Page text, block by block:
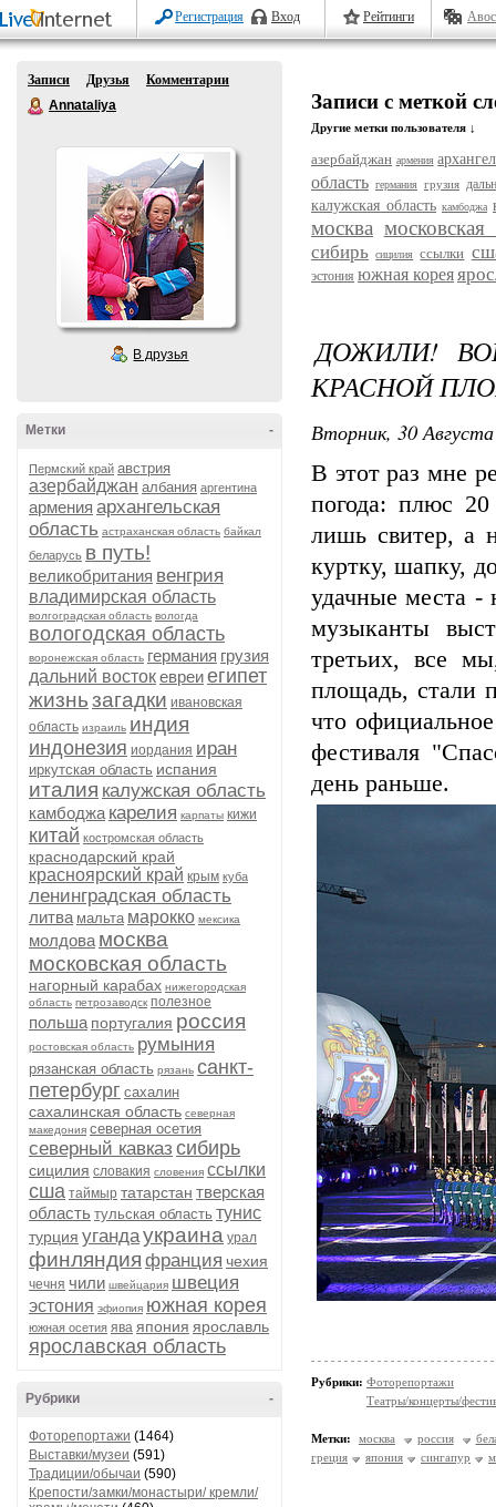
Регистрация Вход Рейтинги
Записи Друзья
Комментарии
Annataliya
В друзья
-
Метки
Пермский край австрия
азербайджан албания аргентина
армения архангельская
область астраханская область байкал
беларусь в путь!
великобритания венгрия
владимирская область
волгоградская область вологда
вологодская область
воронежская область германия грузия
дальний востокевреиегипет
жизньзагадки ивановская
область израиль индия
индонезия иордания иран
иркутская область испания
италия калужская область
камбоджа карелия карпаты кижи
китай костромская область
краснодарский край
красноярский край крым куба
ленинградская область
литва мальта марокко мексика
молдова москва
московская область
нагорный карабах нижегородская
область петрозаводск полезное
польша португалия россия
ростовская область румыния
рязанская область рязань санкт-
петербург сахалин
сахалинская область северная
македония северная осетия
северный кавказ сибирь
сицилия словакия словения ссылки
сша таймыр татарстан тверская
область тульская область тунис
турция угандаукраина урал
финляндия франция чехия
чечня чили швейцария швеция
эстония эфиопия южная корея
южная осетия ява япония ярославль
ярославская область
-
Рубрики
Фоторепортажи (1464)
Выставки/музеи (591)
Традиции/обычаи (590)
Крепости/замки/монастыри/ кремли/
Записи с меткой
Другие метки пользователя ↓
азербайджан армения
область германия грузия
калужская область камбоджа
москва московская
сибирь сицилия ссылки
эстония южная корея
ДОЖИЛИ!
КРАСНОЙ
Вторник, 30
В этот раз мне
погода: плюс
лишь свитер, а
куртку, шапку,
удачные места -
музыканты
третьих, все
площадь, стали
что
фестиваля
день раньше.
Рубрики: Фоторепортажи
Театры/концерты/
Метки: москва россия
греция
япония сингапур